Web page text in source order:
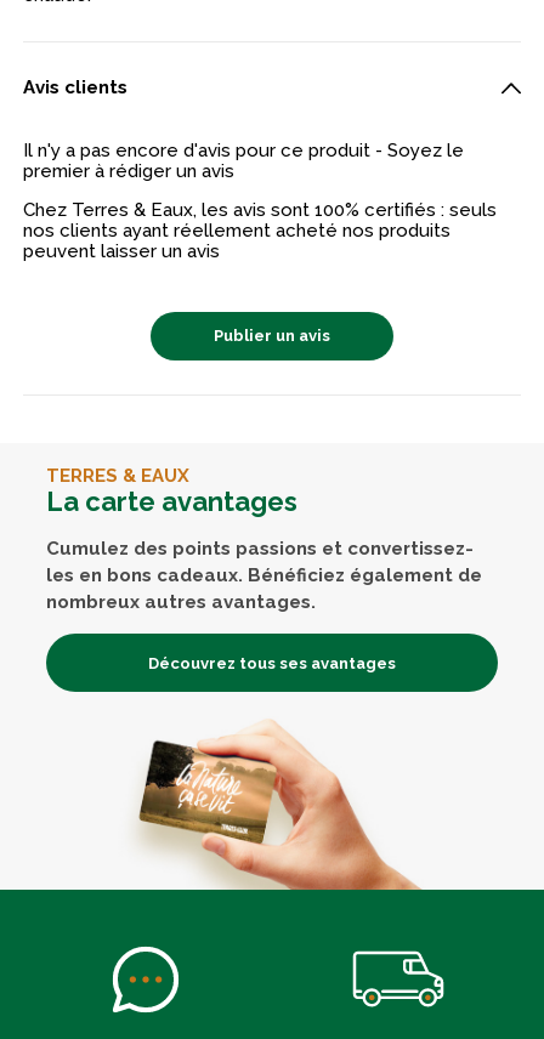
Avis clients
Il n'y a pas encore d'avis pour ce produit - Soyez le
premier à rédiger un avis
Chez Terres & Eaux, les avis sont 100% certifiés : seuls
nos clients ayant réellement acheté nos produits
peuvent laisser un avis
Publier un avis
TERRES & EAUX
La carte avantages
Cumulez des points passions et convertissez-
les en bons cadeaux. Bénéficiez également de
nombreux autres avantages.
Découvrez tous ses avantages